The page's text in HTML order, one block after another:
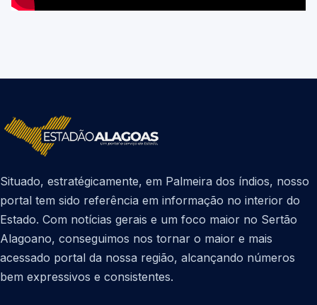
Situado, estratégicamente, em Palmeira dos índios, nosso
portal tem sido referência em informação no interior do
Estado. Com notícias gerais e um foco maior no Sertão
Alagoano, conseguimos nos tornar o maior e mais
acessado portal da nossa região, alcançando números
bem expressivos e consistentes.